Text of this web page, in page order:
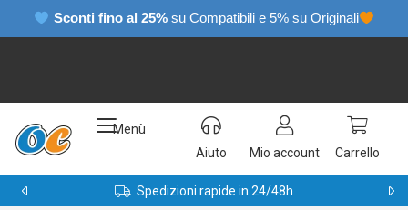
Sconti fino al 25% su Compatibili e 5% su Originali
Menù
Aiuto
Mio account Carrello
Spedizioni rapide in 24/48h